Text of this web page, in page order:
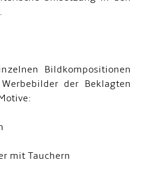
Bildkompositionen
der Beklagten
mit Tauchern